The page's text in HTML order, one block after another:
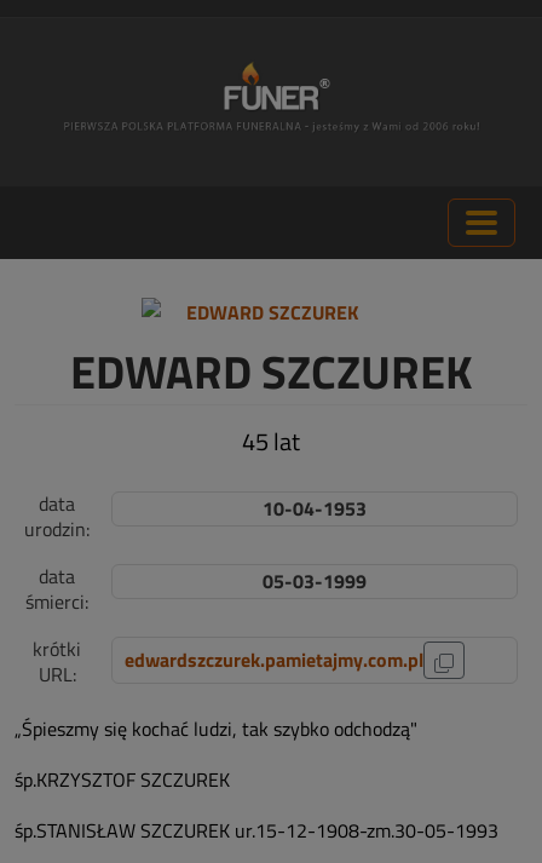
EDWARD SZCZUREK
45 lat
data
urodzin:
10-04-1953
data
śmierci:
05-03-1999
krótki
URL:
edwardszczurek.pamietajmy.com.pl
„Śpieszmy się kochać ludzi, tak szybko odchodzą"
śp.KRZYSZTOF SZCZUREK
śp.STANISŁAW SZCZUREK ur.15-12-1908-zm.30-05-1993